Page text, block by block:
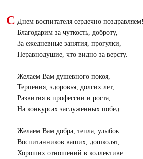
С Днем воспитателя сердечно поздравляем!
Благодарим за чуткость, доброту,
За ежедневные занятия, прогулки,
Неравнодушие, что видно за версту.
Желаем Вам душевного покоя,
Терпения, здоровья, долгих лет,
Развития в профессии и роста,
На конкурсах заслуженных побед.
Желаем Вам добра, тепла, улыбок
Воспитанников ваших, дошколят,
Хороших отношений в коллективе